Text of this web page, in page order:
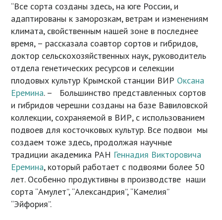
“Все сорта созданы здесь, на юге России, и
адаптированы к заморозкам, ветрам и изменениям
климата, свойственным нашей зоне в последнее
время, – рассказала соавтор сортов и гибридов,
доктор сельскохозяйственных наук, руководитель
отдела генетических ресурсов и селекции
плодовых культур Крымской станции ВИР Оксана
Еремина. – Большинство представленных сортов
и гибридов черешни созданы на базе Вавиловской
коллекции, сохраняемой в ВИР, с использованием
подвоев для косточковых культур. Все подвои мы
создаем тоже здесь, продолжая научные
традиции академика РАН Геннадия Викторовича
Еремина, который работает с подвоями более 50
лет. Особенно продуктивны в производстве наши
сорта “Амулет”, “Александрия”, “Камелия”
“Эйфория”.